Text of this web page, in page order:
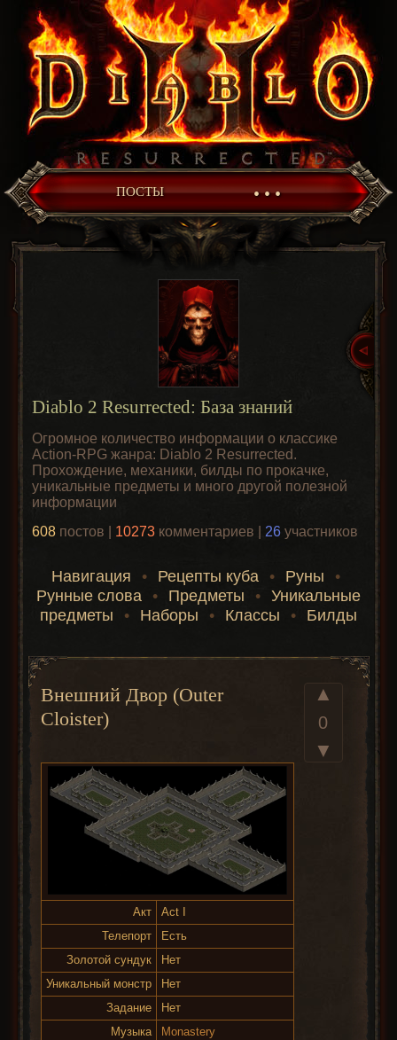
ПОСТЫ • • •
Diablo 2 Resurrected: База знаний
Огромное количество информации о классике
Action-RPG жанра: Diablo 2 Resurrected.
Прохождение, механики, билды по прокачке,
уникальные предметы и много другой полезной
информации
608 постов | 10273 комментариев | 26 участников
Навигация • Рецепты куба • Руны
•
Рунные слова
• Предметы • Уникальные
предметы
• Наборы • Классы • Билды
▲
0
▼
Внешний Двор (Outer
Cloister)
Акт
Act I
Телепорт
Есть
Золотой сундук
Нет
Уникальный монстр
Нет
Задание
Нет
Музыка
Monastery